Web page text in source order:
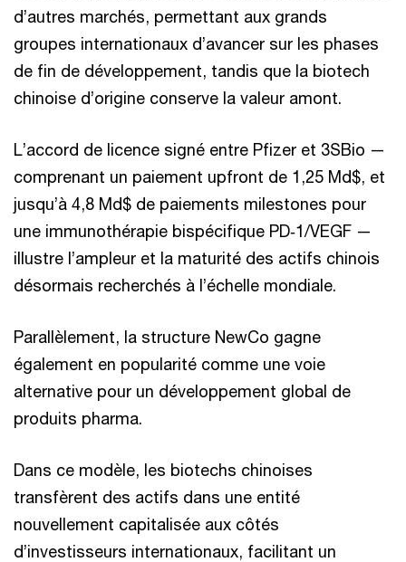
d’autres marchés, permettant aux grands
groupes internationaux d’avancer sur les phases
de fin de développement, tandis que la biotech
chinoise d’origine conserve la valeur amont.
L’accord de licence signé entre Pfizer et 3SBio —
comprenant un paiement upfront de 1,25 Md$, et
jusqu’à 4,8 Md$ de paiements milestones pour
une immunothérapie bispécifique PD‑1/VEGF —
illustre l’ampleur et la maturité des actifs chinois
désormais recherchés à l’échelle mondiale.
Parallèlement, la structure NewCo gagne
également en popularité comme une voie
alternative pour un développement global de
produits pharma.
Dans ce modèle, les biotechs chinoises
transfèrent des actifs dans une entité
nouvellement capitalisée aux côtés
d’investisseurs internationaux, facilitant un